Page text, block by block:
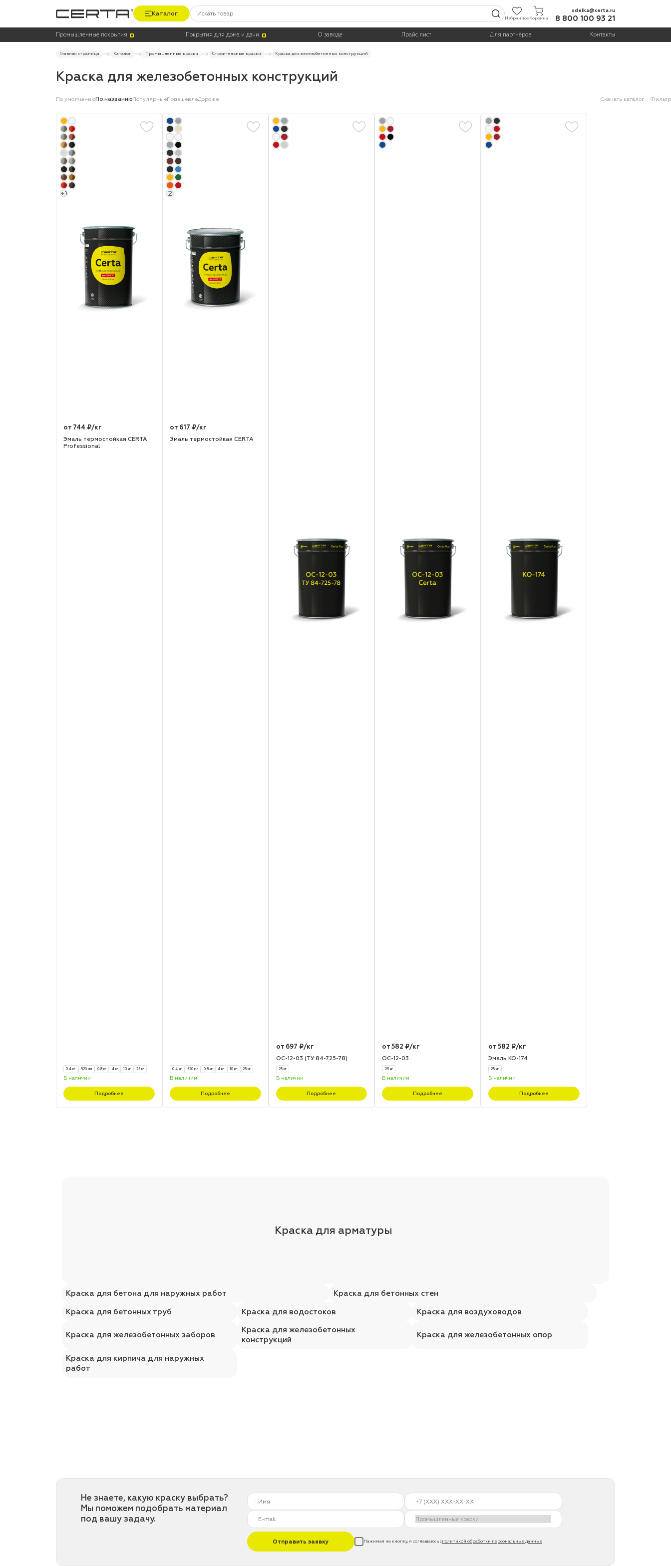
Каталог
ИзбранноеКорзина
sdelka@certa.ru
8 800 100 93 21
Промышленные покрытия Покрытия для дома и дачи О заводе Прайс лист Для партнёров Контакты
Главная страница Каталог Промышленные краски Строительные краски Краска для железобетонных конструкций
Краска для железобетонных конструкций
Термостойкость, до °C Цвет Тара
По умолчаниюПо названиюПопулярныеПодешевлеДороже Скачать каталог Фильтр
+1
от 744 ₽/кг
Эмаль термостойкая CERTA
Professional
0.4 кг 520 мл 0.8 кг 4 кг 10 кг 25 кг
В наличии
Подробнее
+20
от 617 ₽/кг
Эмаль термостойкая CERTA
0.4 кг 520 мл 0.8 кг 4 кг 10 кг 25 кг
В наличии
Подробнее
от 697 ₽/кг
ОС-12-03 (ТУ 84-725-78)
25 кг
В наличии
Подробнее
от 582 ₽/кг
ОС-12-03
25 кг
В наличии
Подробнее
от 582 ₽/кг
Эмаль КО-174
25 кг
В наличии
Подробнее
Краска для арматуры
Краска для бетона для наружных работ
Краска для бетонных стен
Краска для бетонных труб
Краска для водостоков Краска для воздуховодов
Краска для железобетонных заборов
Краска для железобетонных
конструкций
Краска для железобетонных опор
Краска для кирпича для наружных
работ
Не знаете, какую краску выбрать?
Мы поможем подобрать материал
под вашу задачу.
Отправить заявку Нажимая на кнопку, я соглашаюсь сполитикой обработки персональных данных